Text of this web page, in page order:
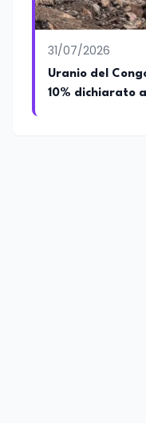
31/07/2026
Uranio del
10% dichiarato